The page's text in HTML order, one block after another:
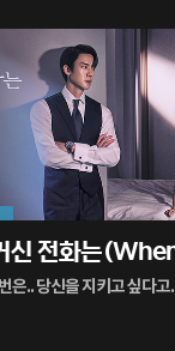
은.. 당신을 지키고 싶다고.